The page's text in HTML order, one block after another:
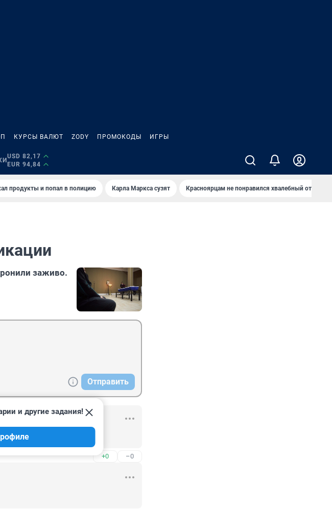
КУРСЫ ВАЛЮТ ZODY ПРОМОКОДЫ ИГРЫ
USD 82,17
EUR 94,84
продукты и попал в полицию Карла Маркса сузят Красноярцам не понравился хвалебный отзыв о
заживо.
Отправить
+0 –0
и другие задания!